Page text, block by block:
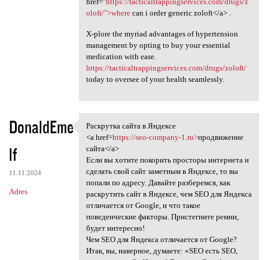
oloft/">wherecan i order generic zoloft</a> .
X-plore the myriad advantages of hypertension
management by opting to buy your essential
medication with ease.
https://tacticaltrappingservices.com/drugs/zoloft/
today to oversee of your health seamlessly.
DonaldEme
lf
11.11.2024
Adres
Раскрутка сайта в Яндексе
Раскрутка сайта в Яндексе
<a href=https://seo-company-1.ru>продвижение
сайта</a>
Если вы хотите покорить просторы интернета и
сделать свой сайт заметным в Яндексе, то вы
попали по адресу. Давайте разберемся, как
раскрутить сайт в Яндексе, чем SEO для Яндекса
отличается от Google, и что такое
поведенческие факторы. Пристегните ремни,
будет интересно!
Чем SEO для Яндекса отличается от Google?
Итак, вы, наверное, думаете: «SEO есть SEO,